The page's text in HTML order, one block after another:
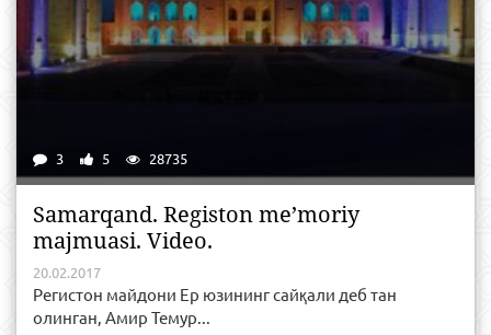
3 5 28735
Samarqand. Registon me’moriy
majmuasi. Video.
20.02.2017
Регистон майдони Ер юзининг сайқали деб тан
олинган, Амир Темур...